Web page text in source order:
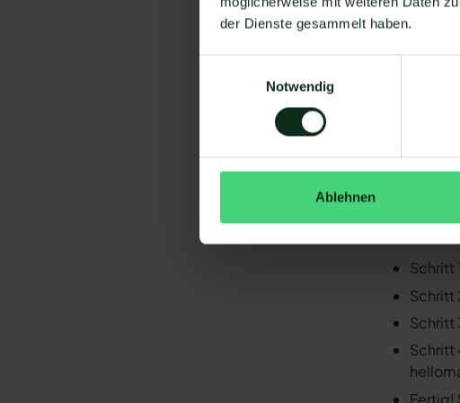
der Dienste gesammelt haben.
Notwendig
Ablehnen
Sie
Ihr
Da der
gibt es
Xero und
So
Schritt
Schritt
Schritt
Schritt
Fertig!